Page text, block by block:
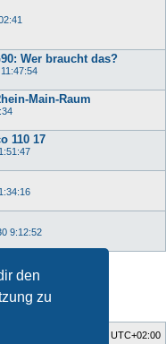
den
zu
Wer braucht das?
Main-Raum
110 17
9:12:52
Seite1von
UTC+02:00